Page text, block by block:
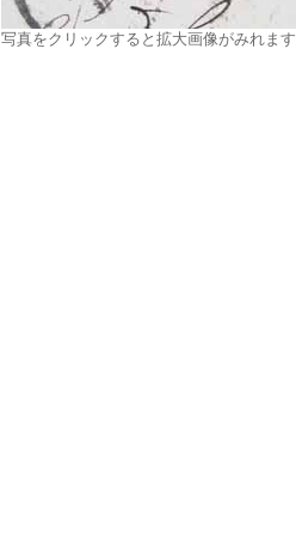
写真をクリックすると拡大画像がみれます